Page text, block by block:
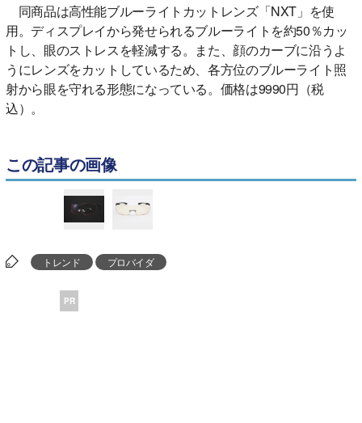
同商品は高性能ブルーライトカットレンズ「NXT」を使
用。ディスプレイから発せられるブルーライトを約50％カッ
トし、眼のストレスを軽減する。また、顔のカーブに沿うよ
うにレンズをカットしているため、各方位のブルーライト照
射から眼を守れる形態になっている。価格は9990円（税
込）。
この記事の画像
トレンド プロバイダ
PR